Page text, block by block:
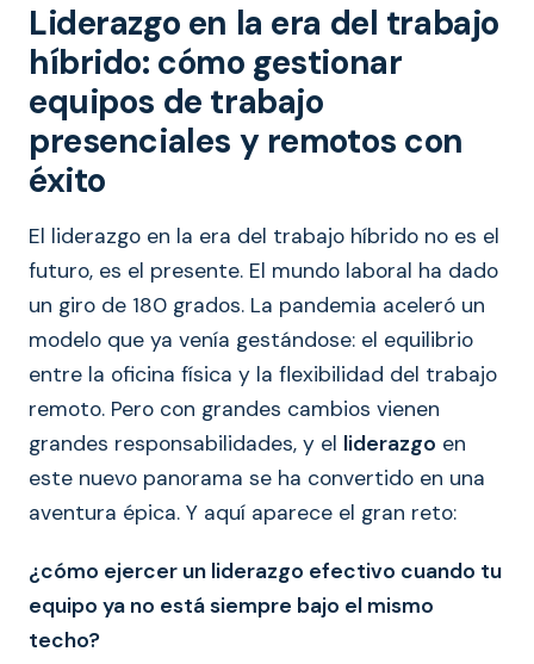
Liderazgo en la era del trabajo
híbrido: cómo gestionar
equipos de trabajo
presenciales y remotos con
éxito
El liderazgo en la era del trabajo híbrido no es el
futuro, es el presente. El mundo laboral ha dado
un giro de 180 grados. La pandemia aceleró un
modelo que ya venía gestándose: el equilibrio
entre la oficina física y la flexibilidad del trabajo
remoto. Pero con grandes cambios vienen
grandes responsabilidades, y el liderazgo en
este nuevo panorama se ha convertido en una
aventura épica. Y aquí aparece el gran reto:
¿cómo ejercer un liderazgo efectivo cuando tu
equipo ya no está siempre bajo el mismo
techo?